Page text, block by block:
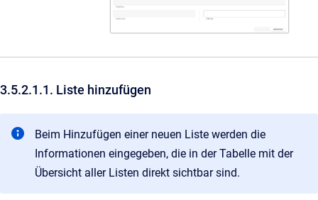
3.5.2.1.1. Liste hinzufügen
Beim Hinzufügen einer neuen Liste werden die
Informationen eingegeben, die in der Tabelle mit der
Übersicht aller Listen direkt sichtbar sind.